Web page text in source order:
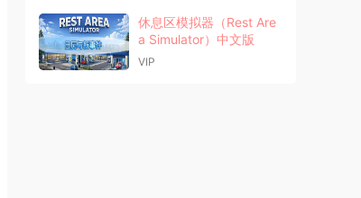
休息区模拟器（Rest Are
a Simulator）中文版
VIP